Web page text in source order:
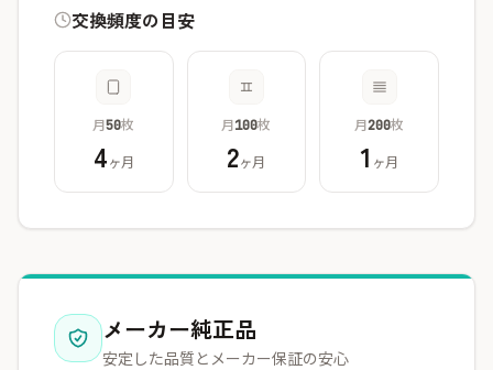
交換頻度の目安
月50枚
4ヶ月
月100枚
2ヶ月
月200枚
1 ヶ月
メーカー純正品
安定した品質とメーカー保証の安心